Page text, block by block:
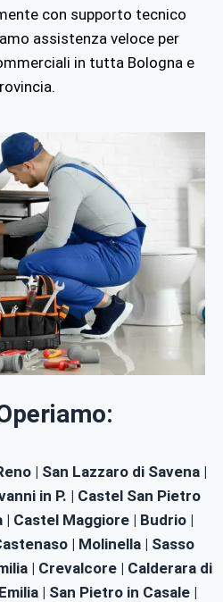
con supporto tecnico
assistenza veloce per
in tutta Bologna e
| San Lazzaro di Savena |
in P. | Castel San Pietro
| Castel Maggiore | Budrio |
| Molinella | Sasso
| Crevalcore | Calderara di
| San Pietro in Casale |